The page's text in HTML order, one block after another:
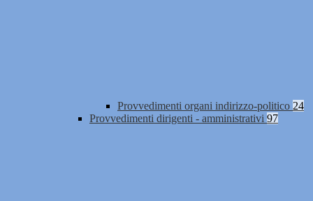
Provvedimenti organi indirizzo-politico 24
Provvedimenti dirigenti - amministrativi 97